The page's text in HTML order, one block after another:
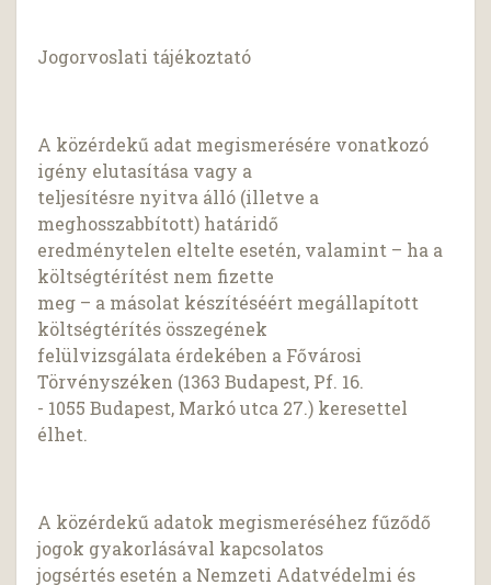
Jogorvoslati tájékoztató
A közérdekű adat megismerésére vonatkozó
igény elutasítása vagy a
teljesítésre nyitva álló (illetve a
meghosszabbított) határidő
eredménytelen eltelte esetén, valamint – ha a
költségtérítést nem fizette
meg – a másolat készítéséért megállapított
költségtérítés összegének
felülvizsgálata érdekében a Fővárosi
Törvényszéken (1363 Budapest, Pf. 16.
- 1055 Budapest, Markó utca 27.) keresettel
élhet.
A közérdekű adatok megismeréséhez fűződő
jogok gyakorlásával kapcsolatos
jogsértés esetén a Nemzeti Adatvédelmi és